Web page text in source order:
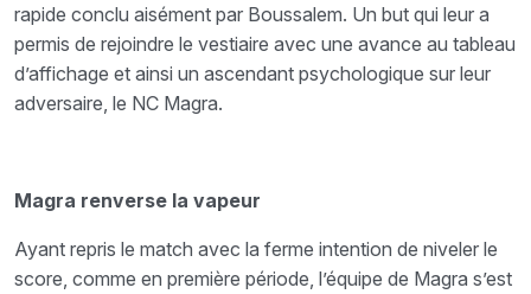
rapide conclu aisément par Boussalem. Un but qui leur a
permis de rejoindre le vestiaire avec une avance au tableau
d’affichage et ainsi un ascendant psychologique sur leur
adversaire, le NC Magra.
Magra renverse la vapeur
Ayant repris le match avec la ferme intention de niveler le
score, comme en première période, l’équipe de Magra s’est